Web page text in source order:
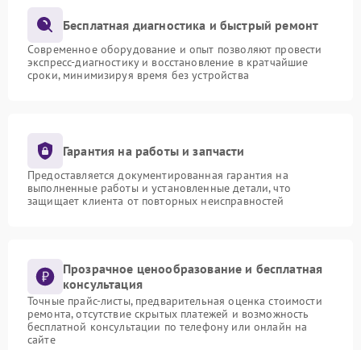
Бесплатная диагностика и быстрый ремонт
Современное оборудование и опыт позволяют провести
экспресс-диагностику и восстановление в кратчайшие
сроки, минимизируя время без устройства
Гарантия на работы и запчасти
Предоставляется документированная гарантия на
выполненные работы и установленные детали, что
защищает клиента от повторных неисправностей
Прозрачное ценообразование и бесплатная
консультация
Точные прайс-листы, предварительная оценка стоимости
ремонта, отсутствие скрытых платежей и возможность
бесплатной консультации по телефону или онлайн на
сайте